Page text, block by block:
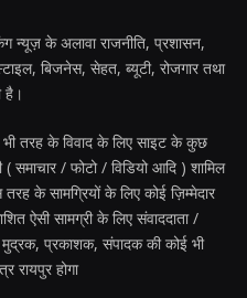
न्यूज़ के अलावा राजनीति, प्रशासन,
बिजनेस, सेहत, ब्यूटी, रोजगार तथा
है।
तरह के विवाद के लिए साइट के कुछ
( समाचार / फोटो / विडियो आदि ) शामिल
के सामग्रियों के लिए कोई ज़िम्मेदार
ऐसी सामग्री के लिए संवाददाता /
मुद्रक, प्रकाशक, संपादक की कोई भी
रायपुर होगा